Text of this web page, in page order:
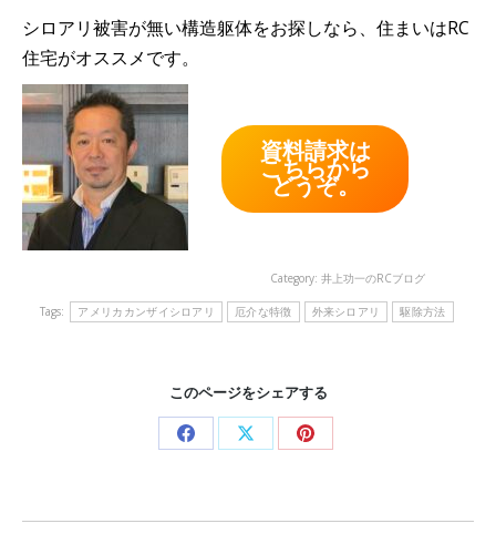
シロアリ被害が無い構造躯体をお探しなら、住まいはRC
住宅がオススメです。
資料請求は
こちらから
どうぞ。
Category: 井上功一のRCブログ
Tags: アメリカカンザイシロアリ 厄介な特徴 外来シロアリ 駆除方法
このページをシェアする
Share Share Share